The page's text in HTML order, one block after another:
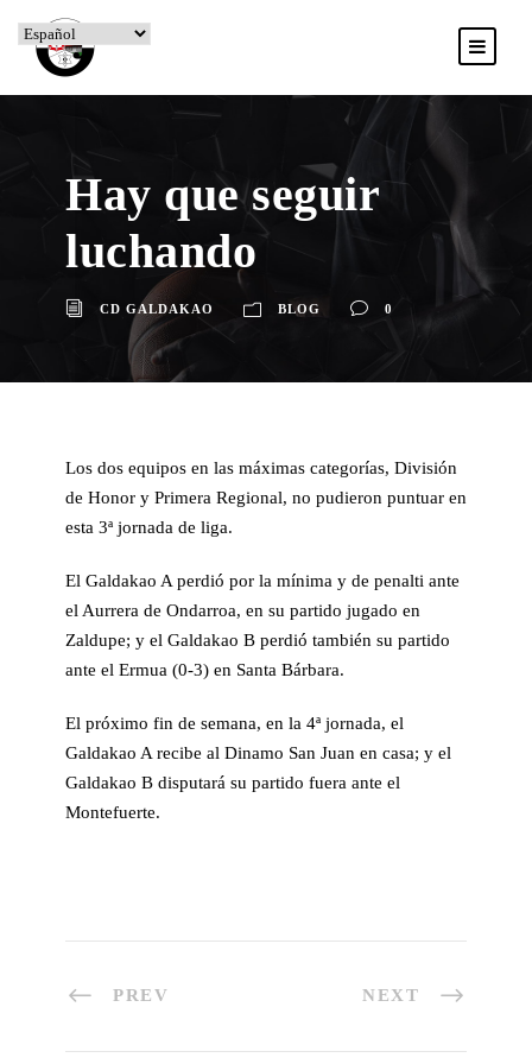
Hay que seguir
luchando
CD GALDAKAO BLOG 0
Los dos equipos en las máximas categorías, División
de Honor y Primera Regional, no pudieron puntuar en
esta 3ª jornada de liga.
El Galdakao A perdió por la mínima y de penalti ante
el Aurrera de Ondarroa, en su partido jugado en
Zaldupe; y el Galdakao B perdió también su partido
ante el Ermua (0-3) en Santa Bárbara.
El próximo fin de semana, en la 4ª jornada, el
Galdakao A recibe al Dinamo San Juan en casa; y el
Galdakao B disputará su partido fuera ante el
Montefuerte.
PREV NEXT